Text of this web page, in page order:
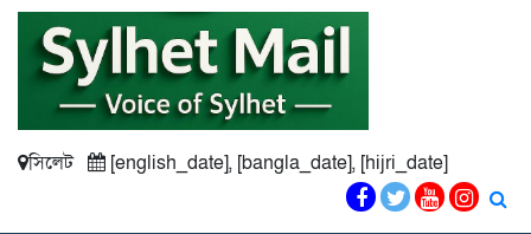
সিলেট [english_date], [bangla_date], [hijri_date]